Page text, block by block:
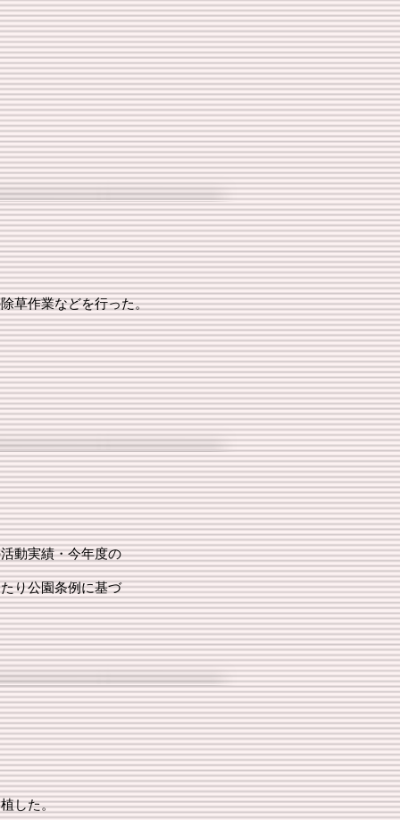
草作業などを行った。
動実績・今年度の
り公園条例に基づ
した。